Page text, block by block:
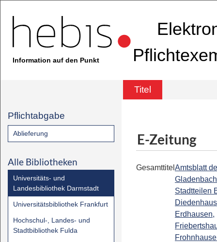
Information auf den Punkt
Titel
Pflichtabgabe
Ablieferung
Alle Bibliotheken
Universitäts- und
Landesbibliothek Darmstadt
Universitätsbibliothek Frankfurt
Hochschul-, Landes- und
Stadtbibliothek Fulda
E-Zeitung
Gesamttitel Amtsblatt
Stadtteilen
Erdhausen,